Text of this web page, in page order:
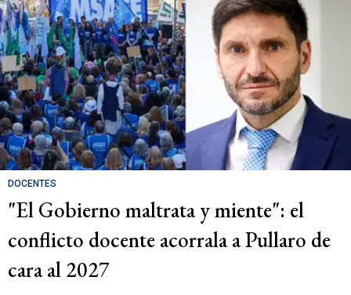
DOCENTES
"El Gobierno maltrata y miente": el
conflicto docente acorrala a Pullaro de
cara al 2027